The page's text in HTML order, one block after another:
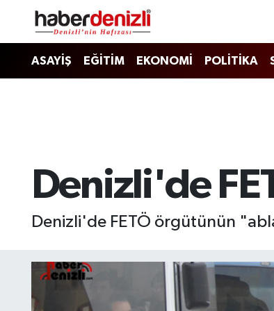
ASAYİŞ EĞİTİM EKONOMİ POLİTİKA
Denizli'de
Denizli'de FETÖ örgütünün
Denizli Nöbetçi Eczaneler
Tüm Manşetler
Son Dakika Haberleri
Haber Arşivi